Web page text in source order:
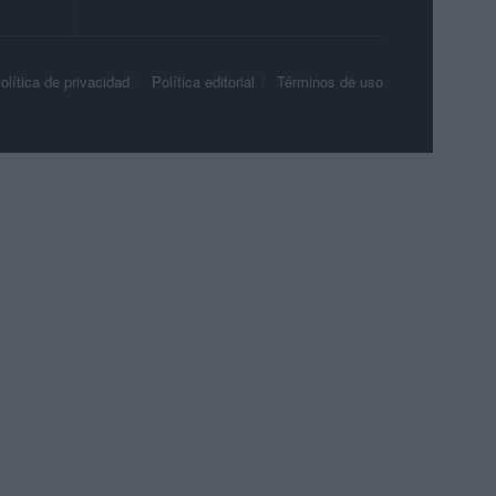
de privacidad Política editorial Términos de uso